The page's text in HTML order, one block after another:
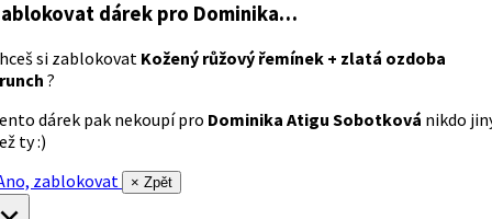
dárek pro Dominika…
si zablokovat Kožený růžový řemínek + zlatá ozdoba
?
dárek pak nekoupí pro Dominika Atigu Sobotková nikdo
ty :)
zablokovat
× Zpět